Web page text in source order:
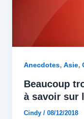
Anecdotes, Asie,
Beaucoup
à savoir sur
Cindy / 08/12/2018